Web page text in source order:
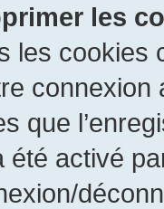
les
les cookies
que
activé